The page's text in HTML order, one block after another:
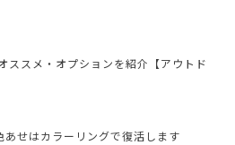
ススメ・オプションを紹介【アウトド
あせはカラーリングで復活します